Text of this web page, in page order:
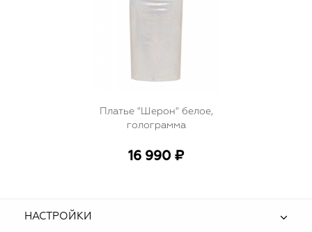
Платье "Шерон" белое,
голограмма
16 990 ₽
НАСТРОЙКИ